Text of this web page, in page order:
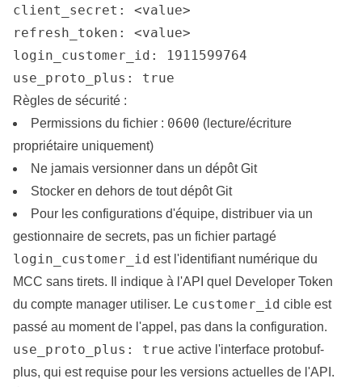
client_secret: <value>
refresh_token: <value>
login_customer_id: 1911599764
use_proto_plus: true
Règles de sécurité :
Permissions du fichier : 0600 (lecture/écriture
propriétaire uniquement)
Ne jamais versionner dans un dépôt Git
Stocker en dehors de tout dépôt Git
Pour les configurations d'équipe, distribuer via un
gestionnaire de secrets, pas un fichier partagé
login_customer_id est l'identifiant numérique du
MCC sans tirets. Il indique à l'API quel Developer Token
du compte manager utiliser. Le customer_id cible est
passé au moment de l'appel, pas dans la configuration.
use_proto_plus: true active l'interface protobuf-
plus, qui est requise pour les versions actuelles de l'API.